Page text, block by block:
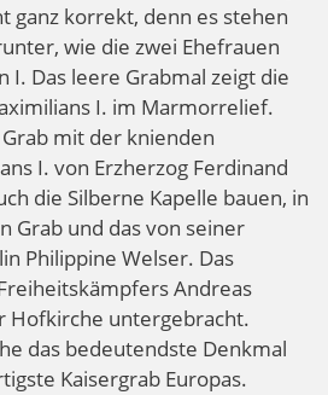
ganz korrekt, denn es stehen
wie die zwei Ehefrauen
I. Das leere Grabmal zeigt die
I. im Marmorrelief.
mit der knienden
I. von Erzherzog Ferdinand
die Silberne Kapelle bauen, in
Grab und das von seiner
Philippine Welser. Das
Andreas
Hofkirche untergebracht.
das bedeutendste Denkmal
Kaisergrab Europas.